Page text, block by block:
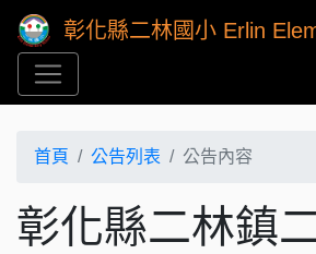
彰化縣二林國小 Erlin
首頁 公告列表 公告內容
彰化縣二林鎮